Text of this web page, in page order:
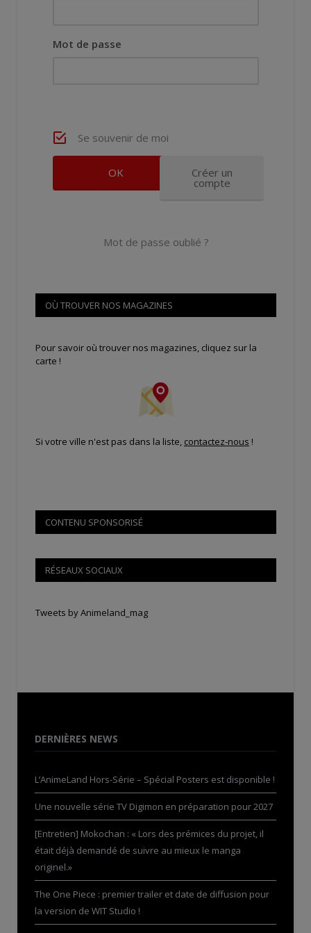
Mot de passe
Se souvenir de moi
Créer un
compte
Mot de passe oublié ?
OÙ TROUVER NOS MAGAZINES
Pour savoir où trouver nos magazines, cliquez sur la
carte !
Si votre ville n'est pas dans la liste, contactez-nous !
CONTENU SPONSORISÉ
RÉSEAUX SOCIAUX
Tweets by Animeland_mag
DERNIÈRES NEWS
L’AnimeLand Hors-Série – Spécial Posters est disponible !
Une nouvelle série TV Digimon en préparation pour 2027
[Entretien] Mokochan : « Lors des prémices du projet, il
était déjà demandé de suivre au mieux le manga
originel.»
The One Piece : premier trailer et date de diffusion pour
la version de WIT Studio !